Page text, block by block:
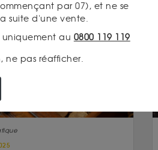
par 07), et ne se
suite d'une vente.
au 0800 119 119
ne pas réafficher.